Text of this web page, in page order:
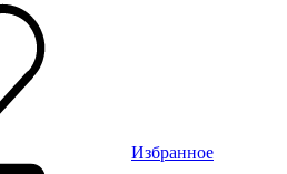
Избранное